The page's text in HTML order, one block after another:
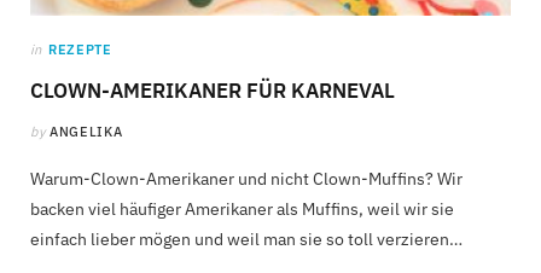
in REZEPTE
CLOWN-AMERIKANER FÜR KARNEVAL
by ANGELIKA
Warum-Clown-Amerikaner und nicht Clown-Muffins? Wir
backen viel häufiger Amerikaner als Muffins, weil wir sie
einfach lieber mögen und weil man sie so toll verzieren…